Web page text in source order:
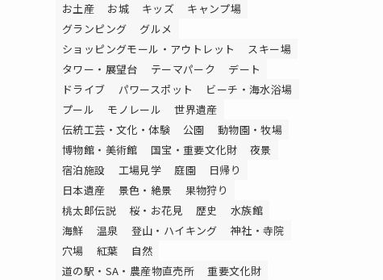
お土産 お城 キッズ
キャンプ場
グランピング
グルメ
ショッピングモール・アウトレット
スキー場
タワー・展望台
テーマパーク
デート
ドライブ
パワースポット
ビーチ・海水浴場
プール
モノレール
世界遺産
伝統工芸・文化・体験
公園
動物園・牧場
博物館・美術館
国宝・重要文化財
夜景
宿泊施設
工場見学 庭園
日帰り
日本遺産
景色・絶景
果物狩り
桃太郎伝説
桜・お花見 歴史
水族館
海鮮
温泉 登山・ハイキング
神社・寺院
穴場
紅葉
自然
道の駅・SA・農産物直売所
重要文化財